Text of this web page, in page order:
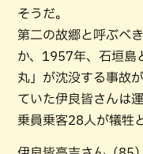
そうだ。
第二の故郷と呼ぶべ
か、1957年、石垣島
丸」が沈没する事故
ていた伊良皆さんは
乗員乗客28人が犠牲